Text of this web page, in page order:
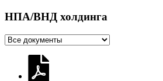
НПА/ВНД холдинга